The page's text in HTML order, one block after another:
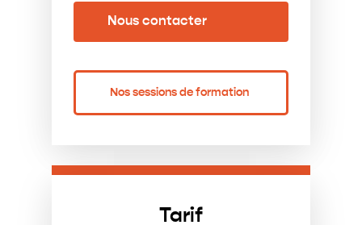
Nous contacter
Nos sessions de formation
Tarif